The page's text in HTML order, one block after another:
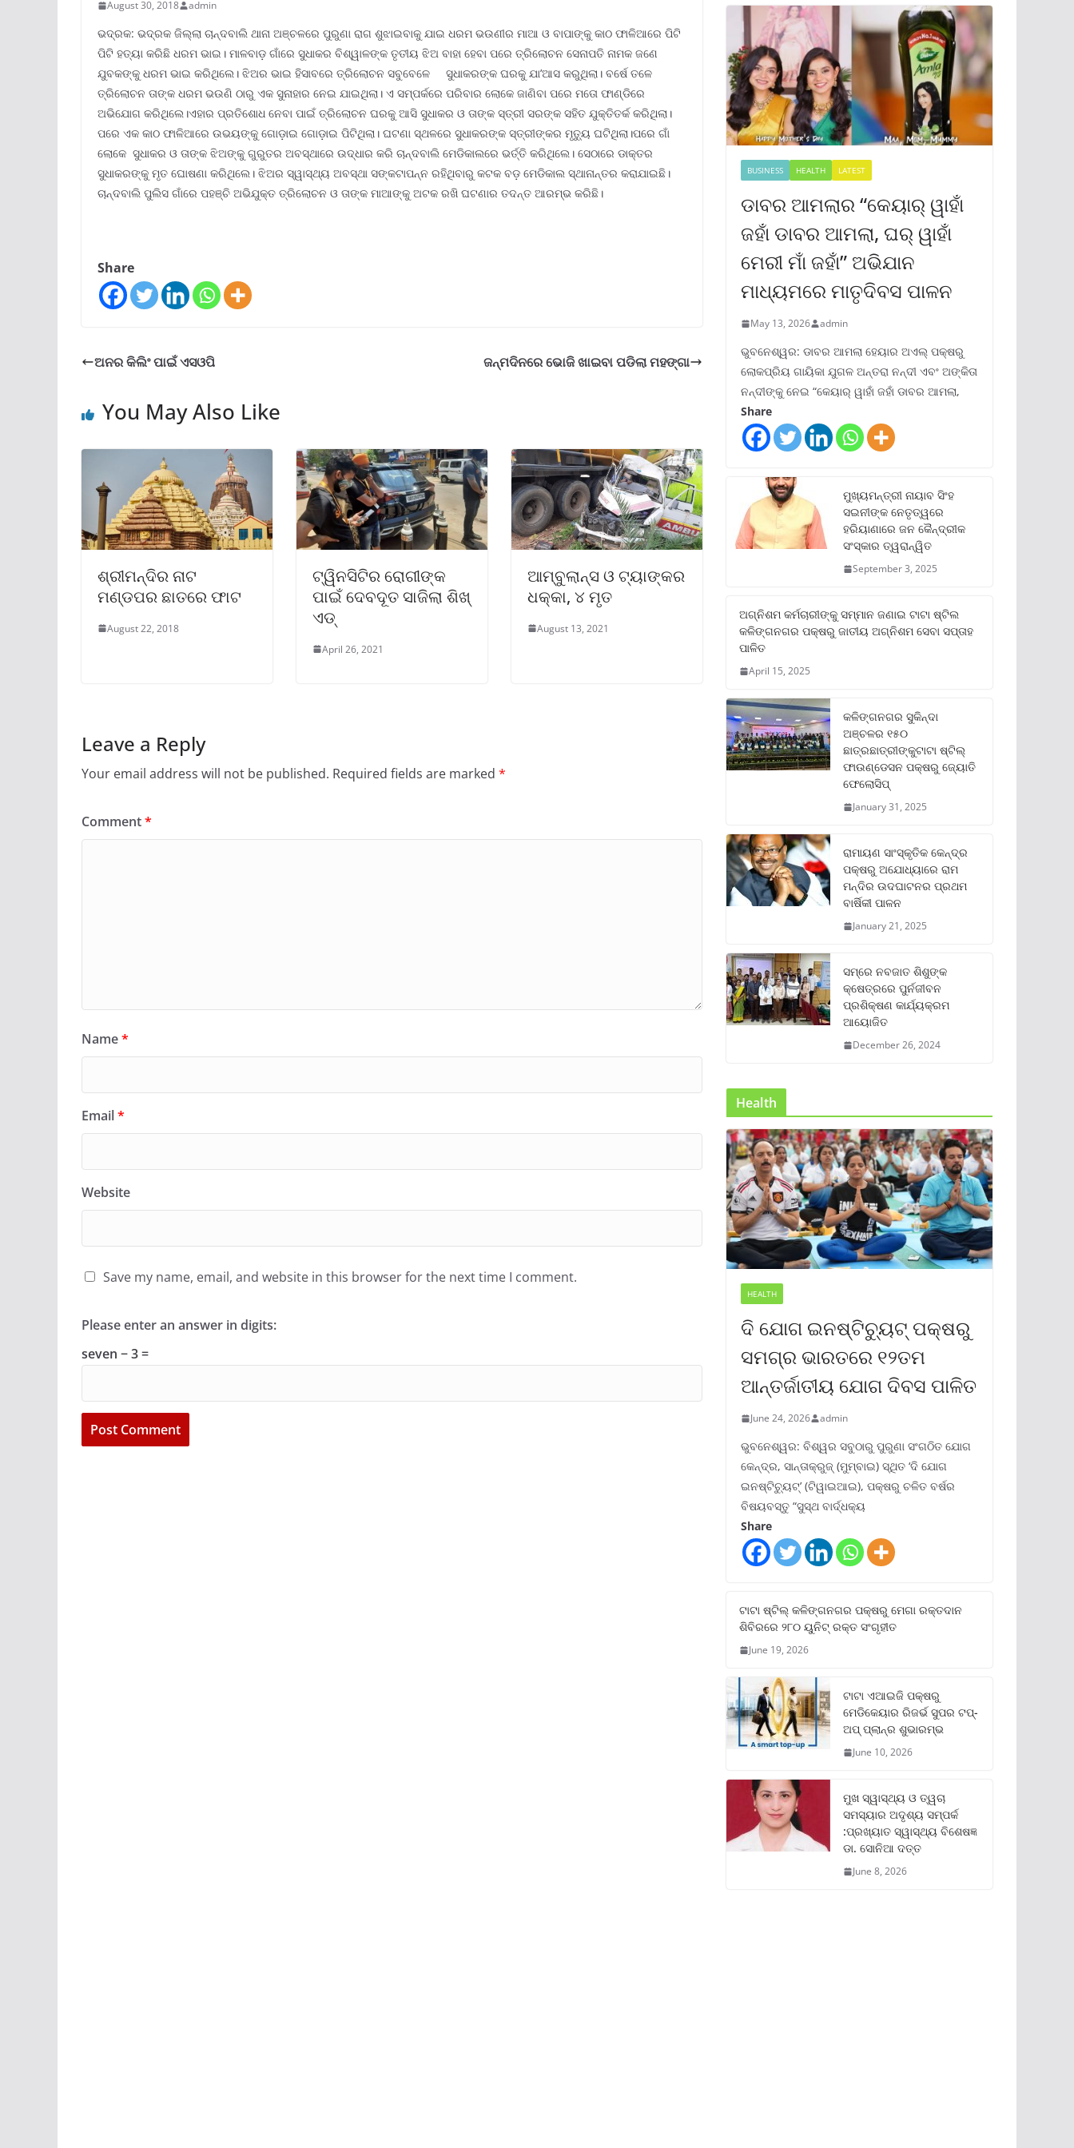
August 30, 2018 admin
ଭଦ୍ରକ: ଭଦ୍ରକ ଜିଲ୍ଲା ଚାନ୍ଦବାଲି ଥାନା ଅଞ୍ଚଳରେ ପୁରୁଣା ରାଗ ଶୁଝାଇବାକୁ ଯାଇ ଧରମ ଭଉଣୀର ମାଆ ଓ ବାପାଙ୍କୁ କାଠ ଫାଳିଆରେ ପିଟି
ପିଟି ହତ୍ୟା କରିଛି ଧରମ ଭାଇ। ମାଳବାଡ଼ ଗାଁରେ ସୁଧାକର ବିଶ୍ୱାଳଙ୍କ ତୃତୀୟ ଝିଅ ବାହା ହେବା ପରେ ତ୍ରିଲୋଚନ ସେନାପତି ନାମକ ଜଣେ
ଯୁବକଙ୍କୁ ଧରମ ଭାଇ କରିଥିଲେ। ଝିଅର ଭାଇ ହିସାବରେ ତ୍ରିଲୋଚନ ସବୁବେଳେ ସୁଧାକରଙ୍କ ଘରକୁ ଯା’ଆସ କରୁଥିଲା। ବର୍ଷେ ତଳେ
ତ୍ରିଲୋଚନ ତାଙ୍କ ଧରମ ଭଉଣି ଠାରୁ ଏକ ସୁନାହାର ନେଇ ଯାଇଥିଲା। ଏ ସମ୍ପର୍କରେ ପରିବାର ଲୋକେ ଜାଣିବା ପରେ ମତୋ ଫାଣ୍ଡିରେ
ଅଭିଯୋଗ କରିଥିଲେ।ଏହାର ପ୍ରତିଶୋଧ ନେବା ପାଇଁ ତ୍ରିଲୋଚନ ଘରକୁ ଆସି ସୁଧାକର ଓ ତାଙ୍କ ସ୍ତ୍ରୀ ସରଙ୍କ ସହିତ ଯୁକ୍ତିତର୍କ କରିଥିଲା।
ପରେ ଏକ କାଠ ଫାଳିଆରେ ଉଭୟଙ୍କୁ ଗୋଡ଼ାଇ ଗୋଡ଼ାଇ ପିଟିଥିଲା। ଘଟଣା ସ୍ଥଳରେ ସୁଧାକରଙ୍କ ସ୍ତ୍ରୀଙ୍କର ମୃତ୍ୟୁ ଘଟିଥିଲା।ପରେ ଗାଁ
ଲୋକେ ସୁଧାକର ଓ ତାଙ୍କ ଝିଅଙ୍କୁ ଗୁରୁତର ଅବସ୍ଥାରେ ଉଦ୍ଧାର କରି ଚାନ୍ଦବାଲି ମେଡିକାଲରେ ଭର୍ତ୍ତି କରିଥିଲେ। ସେଠାରେ ଡାକ୍ତର
ସୁଧାକରଙ୍କୁ ମୃତ ଘୋଷଣା କରିଥିଲେ। ଝିଅର ସ୍ୱାସ୍ଥ୍ୟ ଅବସ୍ଥା ସଙ୍କଟାପନ୍ନ ରହିଥିବାରୁ କଟକ ବଡ଼ ମେଡିକାଲ ସ୍ଥାନାନ୍ତର କରାଯାଇଛି।
ଚାନ୍ଦବାଲି ପୁଲିସ ଗାଁରେ ପହଞ୍ଚି ଅଭିଯୁକ୍ତ ତ୍ରିଲୋଚନ ଓ ତାଙ୍କ ମାଆଙ୍କୁ ଅଟକ ରଖି ଘଟଣାର ତଦନ୍ତ ଆରମ୍ଭ କରିଛି।
Share
ଅନର କିଲିଂ ପାଇଁ ଏସଓପି ଜନ୍ମଦିନରେ ଭୋଜି ଖାଇବା ପଡିଲା ମହଙ୍ଗା
You May Also Like
ଶ୍ରୀମନ୍ଦିର ନାଟ
ମଣ୍ଡପର ଛାତରେ ଫାଟ
August 22, 2018
ଟ୍ୱିନସିଟିର ରୋଗୀଙ୍କ
ପାଇଁ ଦେବଦୂତ ସାଜିଲା ଶିଖ୍
ଏଡ୍
April 26, 2021
ଆମ୍ବୁଲାନ୍ସ ଓ ଟ୍ୟାଙ୍କର
ଧକ୍କା, ୪ ମୃତ
August 13, 2021
Leave a Reply
Your email address will not be published. Required fields are marked *
Comment*
Name*
Email*
Website
Save my name, email, and website in this browser for the next time I comment.
Please enter an answer in digits:
seven − 3 =
BUSINESS HEALTH LATEST
ଡାବର ଆମଲାର “କେୟାର୍ ୱାହାଁ
ଜହାଁ ଡାବର ଆମଲା, ଘର୍ ୱାହାଁ
ମେରୀ ମାଁ ଜହାଁ” ଅଭିଯାନ
ମାଧ୍ୟମରେ ମାତୃଦିବସ ପାଳନ
May 13, 2026 admin
ଭୁବନେଶ୍ୱର: ଡାବର ଆମଲା ହେୟାର ଅଏଲ୍ ପକ୍ଷରୁ
ଲୋକପ୍ରିୟ ଗାୟିକା ଯୁଗଳ ଅନ୍ତରା ନନ୍ଦୀ ଏବଂ ଅଙ୍କିତା
ନନ୍ଦୀଙ୍କୁ ନେଇ “କେୟାର୍ ୱାହାଁ ଜହାଁ ଡାବର ଆମଲା,
Share
ମୁଖ୍ୟମନ୍ତ୍ରୀ ନାୟାବ ସିଂହ
ସଇନୀଙ୍କ ନେତୃତ୍ୱରେ
ହରିୟାଣାରେ ଜନ କୈନ୍ଦ୍ରୀକ
ସଂସ୍କାର ତ୍ୱରାନ୍ୱିତ
September 3, 2025
ଅଗ୍ନିଶମ କର୍ମଚାରୀଙ୍କୁ ସମ୍ମାନ ଜଣାଇ ଟାଟା ଷ୍ଟିଲ
କଳିଙ୍ଗନଗର ପକ୍ଷରୁ ଜାତୀୟ ଅଗ୍ନିଶମ ସେବା ସପ୍ତାହ
ପାଳିତ
April 15, 2025
କଳିଙ୍ଗନଗର ସୁକିନ୍ଦା
ଅଞ୍ଚଳର ୧୫୦
ଛାତ୍ରଛାତ୍ରୀଙ୍କୁଟାଟା ଷ୍ଟିଲ୍
ଫାଉଣ୍ଡେସନ ପକ୍ଷରୁ ଜ୍ୟୋତି
ଫେଲୋସିପ୍‌
January 31, 2025
ରାମାୟଣ ସାଂସ୍କୃତିକ କେନ୍ଦ୍ର
ପକ୍ଷରୁ ଅଯୋଧ୍ୟାରେ ରାମ
ମନ୍ଦିର ଉଦଘାଟନର ପ୍ରଥମ
ବାର୍ଷିକୀ ପାଳନ
January 21, 2025
ସମ୍‌ରେ ନବଜାତ ଶିଶୁଙ୍କ
କ୍ଷେତ୍ରରେ ପୁର୍ନଜୀବନ
ପ୍ରଶିକ୍ଷଣ କାର୍ଯ୍ୟକ୍ରମ
ଆୟୋଜିତ
December 26, 2024
Health
HEALTH
ଦି ଯୋଗ ଇନଷ୍ଟିଚ୍ୟୁଟ୍ ପକ୍ଷରୁ
ସମଗ୍ର ଭାରତରେ ୧୨ତମ
ଆନ୍ତର୍ଜାତୀୟ ଯୋଗ ଦିବସ ପାଳିତ
June 24, 2026 admin
ଭୁବନେଶ୍ୱର: ବିଶ୍ୱର ସବୁଠାରୁ ପୁରୁଣା ସଂଗଠିତ ଯୋଗ
କେନ୍ଦ୍ର, ସାନ୍ତାକ୍ରୁଜ୍ (ମୁମ୍ବାଇ) ସ୍ଥିତ ‘ଦି ଯୋଗ
ଇନଷ୍ଟିଚ୍ୟୁଟ୍‌’ (ଟିୱାଇଆଇ), ପକ୍ଷରୁ ଚଳିତ ବର୍ଷର
ବିଷୟବସ୍ତୁ “ସୁସ୍ଥ ବାର୍ଦ୍ଧକ୍ୟ
Share
ଟାଟା ଷ୍ଟିଲ୍‌ କଳିଙ୍ଗନଗର ପକ୍ଷରୁ ମେଗା ରକ୍ତଦାନ
ଶିବିରରେ ୨୮୦ ୟୁନିଟ୍‌ ରକ୍ତ ସଂଗୃହୀତ
June 19, 2026
ଟାଟା ଏଆଇଜି ପକ୍ଷରୁ
ମେଡିକେୟାର ରିଜର୍ଭ ସୁପର ଟପ୍‌-
ଅପ୍ ପ୍ଲାନ୍‌ର ଶୁଭାରମ୍ଭ
June 10, 2026
ମୁଖ ସ୍ୱାସ୍ଥ୍ୟ ଓ ତ୍ୱଚା
ସମସ୍ୟାର ଅଦୃଶ୍ୟ ସମ୍ପର୍କ
:ପ୍ରଖ୍ୟାତ ସ୍ୱାସ୍ଥ୍ୟ ବିଶେଷଜ୍ଞ
ଡା. ସୋନିଆ ଦତ୍ତ
June 8, 2026